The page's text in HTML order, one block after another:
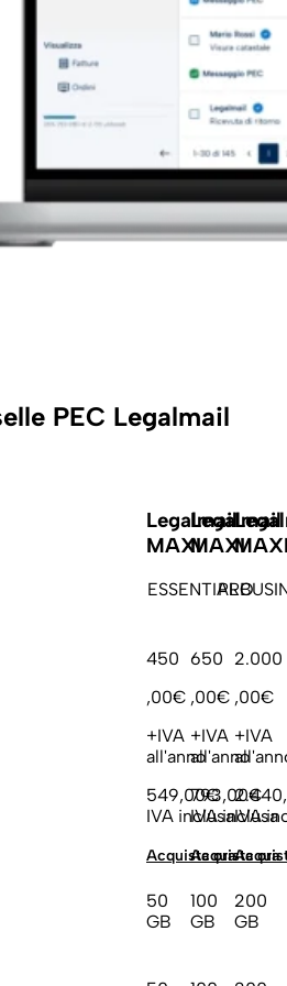
PEC Legalmail
Legalmail
MAXI
ESSENTIAL
450
,00€
+IVA
all'anno
549,00€
IVA inclusa
Acquista ora
Legalmail
MAXI
PRO
650
,00€
+IVA
all'anno
793,00€
IVA inclusa
Acquista ora
2.000
,00€
+IVA
IVA
50
GB
100
GB
200
GB